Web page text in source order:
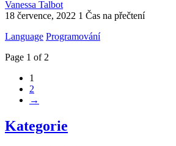
Vanessa Talbot
18 července, 2022 1 Čas na přečtení
Language Programování
Page 1 of 2
1
2
→
Kategorie